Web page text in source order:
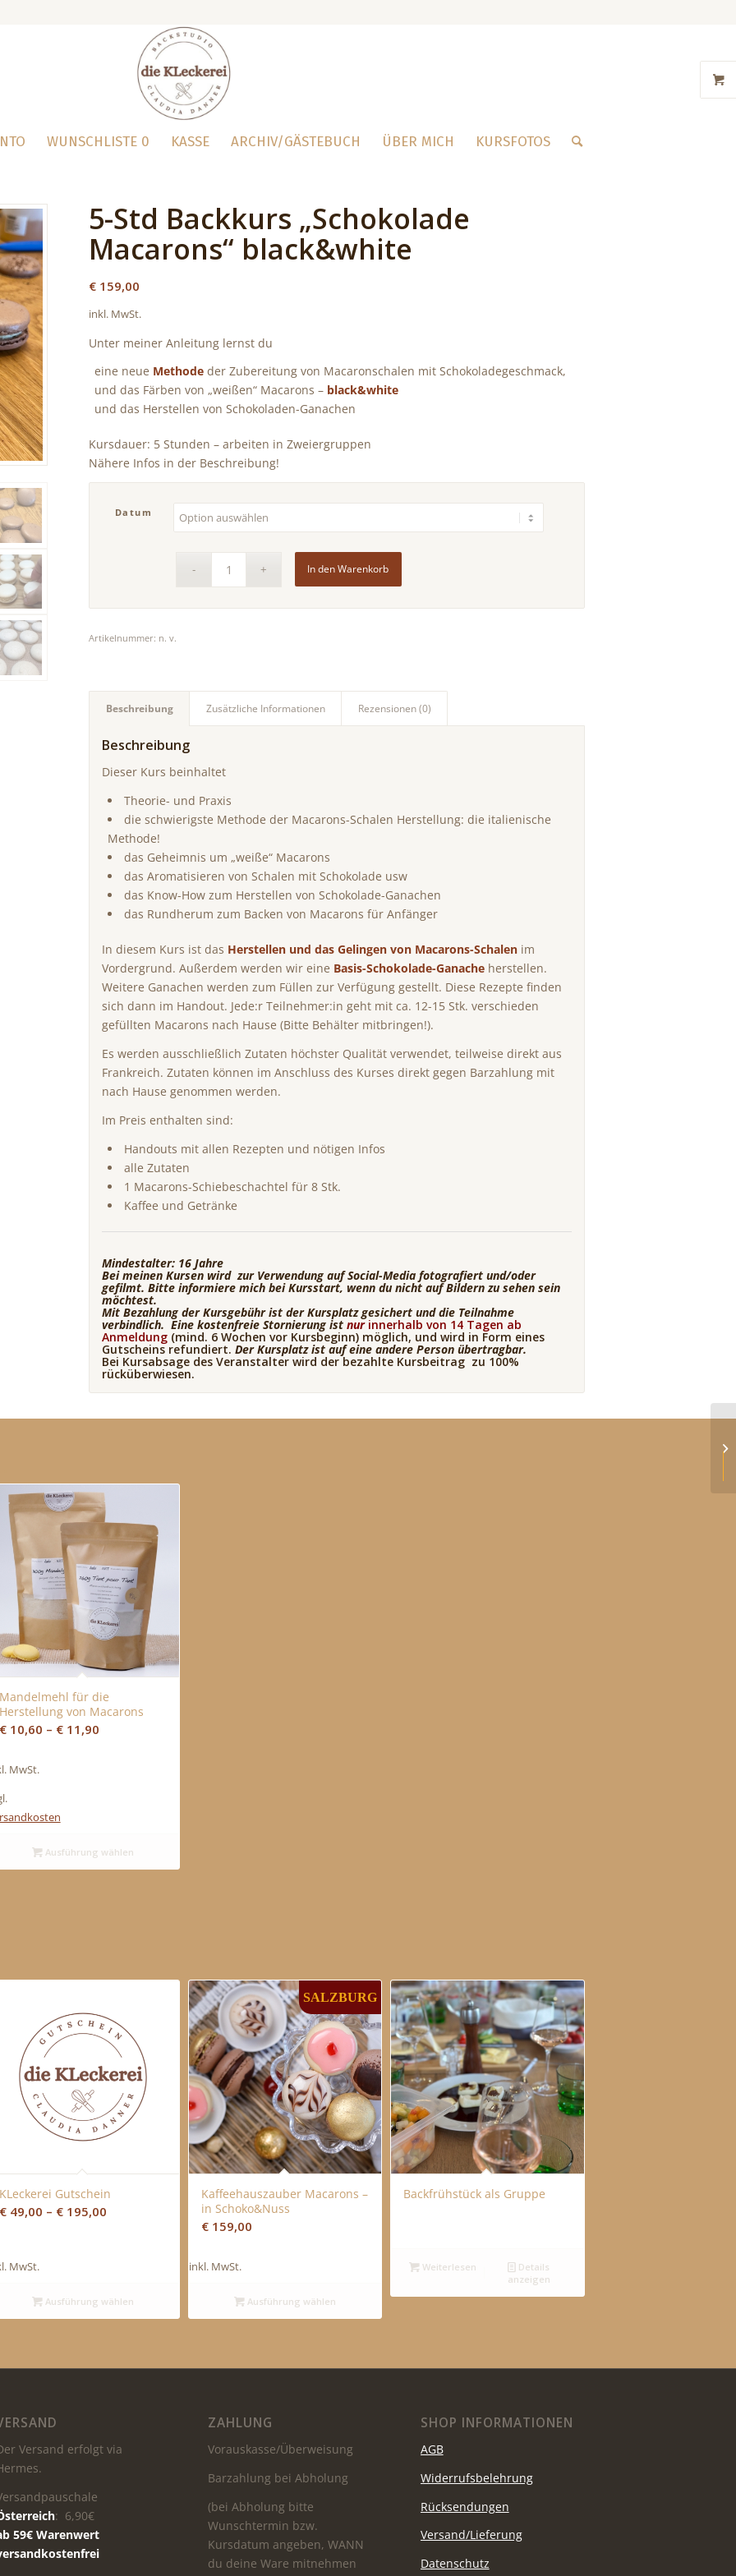
WUNSCHLISTE 0 KASSE ARCHIV/GÄSTEBUCH ÜBER MICH KURSFOTOS
5-Std Backkurs „Schokolade
Macarons“ black&white
€ 159,00
inkl. MwSt.
Unter meiner Anleitung lernst du
eine neue Methode der Zubereitung von Macaronschalen mit Schokoladegeschmack,
und das Färben von „weißen“ Macarons – black&white
und das Herstellen von Schokoladen-Ganachen
Kursdauer: 5 Stunden – arbeiten in Zweiergruppen
Nähere Infos in der Beschreibung!
Datum
In den Warenkorb
Artikelnummer: n. v.
Beschreibung Zusätzliche Informationen Rezensionen (0)
Beschreibung
Dieser Kurs beinhaltet
Theorie- und Praxis
die schwierigste Methode der Macarons-Schalen Herstellung: die italienische
Methode!
das Geheimnis um „weiße“ Macarons
das Aromatisieren von Schalen mit Schokolade usw
das Know-How zum Herstellen von Schokolade-Ganachen
das Rundherum zum Backen von Macarons für Anfänger
In diesem Kurs ist das Herstellen und das Gelingen von Macarons-Schalen im
Vordergrund. Außerdem werden wir eine Basis-Schokolade-Ganache herstellen.
Weitere Ganachen werden zum Füllen zur Verfügung gestellt. Diese Rezepte finden
sich dann im Handout. Jede:r Teilnehmer:in geht mit ca. 12-15 Stk. verschieden
gefüllten Macarons nach Hause (Bitte Behälter mitbringen!).
Es werden ausschließlich Zutaten höchster Qualität verwendet, teilweise direkt aus
Frankreich. Zutaten können im Anschluss des Kurses direkt gegen Barzahlung mit
nach Hause genommen werden.
Im Preis enthalten sind:
Handouts mit allen Rezepten und nötigen Infos
alle Zutaten
1 Macarons-Schiebeschachtel für 8 Stk.
Kaffee und Getränke
Mindestalter: 16 Jahre
Bei meinen Kursen wird zur Verwendung auf Social-Media fotografiert und/oder
gefilmt. Bitte informiere mich bei Kursstart, wenn du nicht auf Bildern zu sehen sein
möchtest.
Mit Bezahlung der Kursgebühr ist der Kursplatz gesichert und die Teilnahme
verbindlich. Eine kostenfreie Stornierung istnurinnerhalb von 14 Tagen ab
Anmeldung (mind. 6 Wochen vor Kursbeginn) möglich, und wird in Form eines
Gutscheins refundiert.Der Kursplatz ist auf eine andere Person übertragbar.
Bei Kursabsage des Veranstalter wird der bezahlte Kursbeitrag zu 100%
rücküberwiesen.
Mandelmehl für die
Herstellung von Macarons
€10,60 – €11,90
MwSt.
Ausführung wählen
KLeckerei Gutschein
€49,00 – €195,00
MwSt.
Ausführung wählen
SALZBURG
Kaffeehauszauber Macarons –
in Schoko&Nuss
€159,00
inkl. MwSt.
Ausführung wählen
Backfrühstück als Gruppe
Weiterlesen
Details
anzeigen
Versand erfolgt via
: 6,90€
59€ Warenwert
ZAHLUNG
Vorauskasse/Überweisung
Barzahlung bei Abholung
(bei Abholung bitte
Wunschtermin bzw.
Kursdatum angeben, WANN
du deine Ware mitnehmen
SHOP INFORMATIONEN
AGB
Widerrufsbelehrung
Rücksendungen
Versand/Lieferung
Datenschutz